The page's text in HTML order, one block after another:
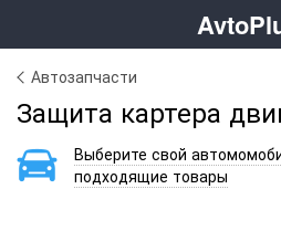
Автозапчасти
Защита картера
Выберите свой
подходящие товары